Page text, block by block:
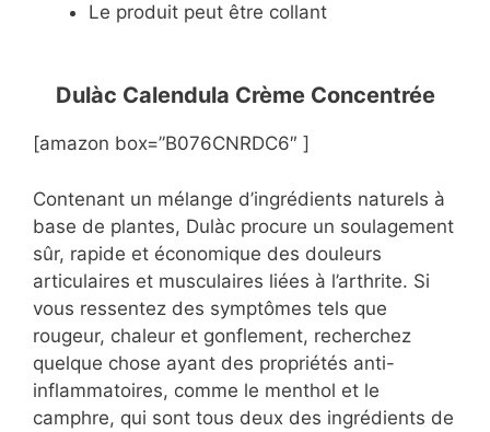
Le produit peut être collant
Dulàc Calendula Crème Concentrée
[amazon box=”B076CNRDC6″ ]
Contenant un mélange d’ingrédients naturels à
base de plantes, Dulàc procure un soulagement
sûr, rapide et économique des douleurs
articulaires et musculaires liées à l’arthrite. Si
vous ressentez des symptômes tels que
rougeur, chaleur et gonflement, recherchez
quelque chose ayant des propriétés anti-
inflammatoires, comme le menthol et le
camphre, qui sont tous deux des ingrédients de